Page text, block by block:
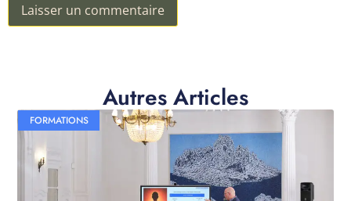
Autres Articles
FORMATIONS